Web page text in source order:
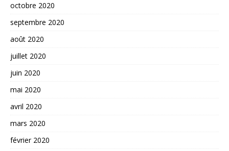
octobre 2020
septembre 2020
août 2020
juillet 2020
juin 2020
mai 2020
avril 2020
mars 2020
février 2020